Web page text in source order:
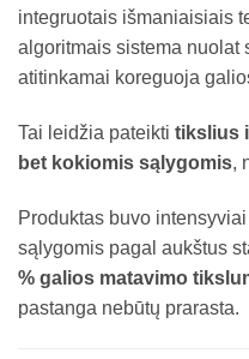
integruotais išmaniaisiais
algoritmais sistema nuolat
atitinkamai koreguoja
Tai leidžia pateikti tikslius
bet kokiomis sąlygomis,
Produktas buvo
sąlygomis pagal aukštus
% galios matavimo
pastanga nebūtų prarasta.